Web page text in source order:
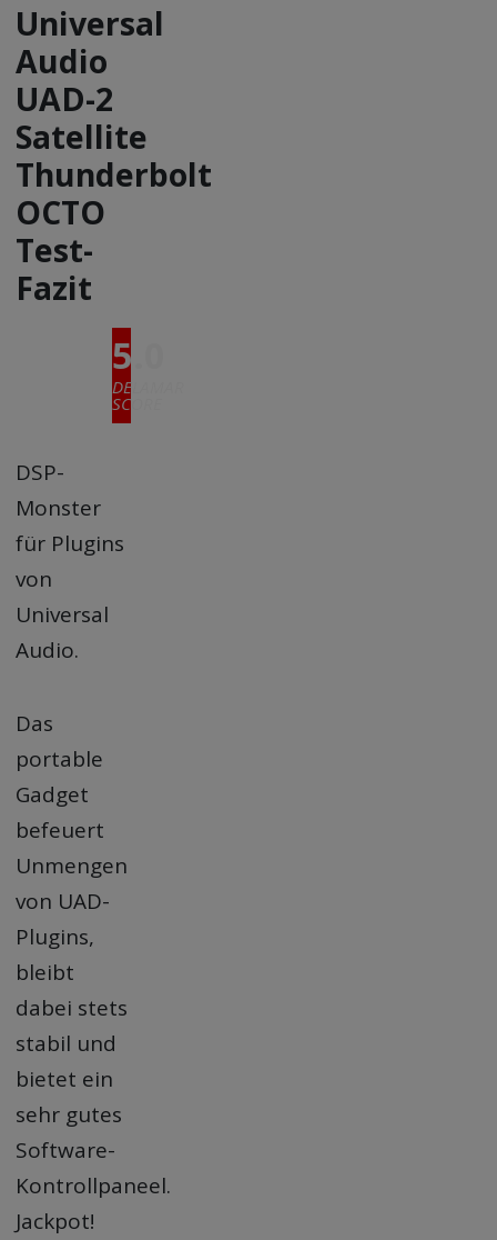
Universal
Audio
UAD-2
Satellite
Thunderbolt
OCTO
Test-
Fazit
5.0
DELAMAR
SCORE
DSP-
Monster
für Plugins
von
Universal
Audio.
Das
portable
Gadget
befeuert
Unmengen
von UAD-
Plugins,
bleibt
dabei stets
stabil und
bietet ein
sehr gutes
Software-
Kontrollpaneel.
Jackpot!